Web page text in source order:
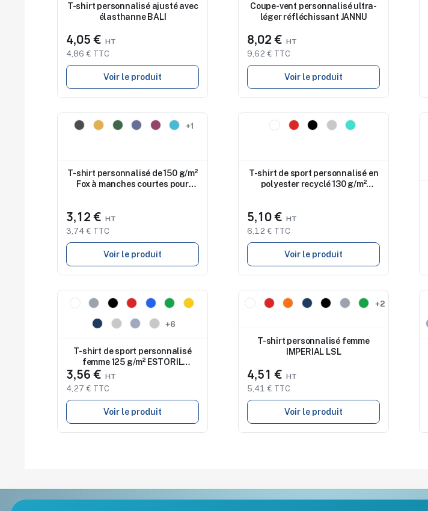
T-shirt personnalisé ajusté avec
élasthanne BALI
4,05 €
4,86 € TTC
Voir le produit
Coupe-vent personnalisé ultra-
léger réfléchissant JANNU
8,02 €
9,62 € TTC
Voir le produit
Nouveau +1
T-shirt personnalisé de 150 g/m²
Fox à manches courtes pour
3,12 €
3,74 € TTC
Voir le produit
Nouveau
T-shirt de sport personnalisé en
polyester recyclé 130 g/m²
5,10 €
6,12 € TTC
Voir le produit
Nouveau
+6
T-shirt de sport personnalisé
femme 125 g/m² ESTORIL
3,56 €
4,27 € TTC
Voir le produit
Nouveau +2
T-shirt personnalisé femme
IMPERIAL LSL
4,51 €
5,41 € TTC
Voir le produit